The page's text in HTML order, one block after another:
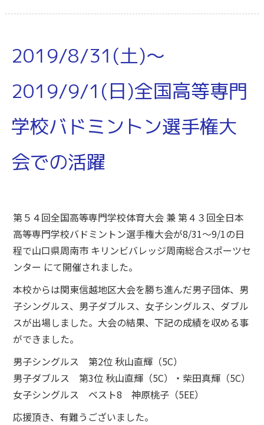
2019/8/31(土)～
2019/9/1(日)全国高等専門
学校バドミントン選手権大
会での活躍
第５４回全国高等専門学校体育大会 兼 第４３回全日本
高等専門学校バドミントン選手権大会が8/31～9/1の日
程で山口県周南市 キリンビバレッジ周南総合スポーツセ
ンター にて開催されました。
本校からは関東信越地区大会を勝ち進んだ男子団体、男
子シングルス、男子ダブルス、女子シングルス、ダブル
スが出場しました。大会の結果、下記の成績を収める事
ができました。
男子シングルス 第2位 秋山直輝（5C）
男子ダブルス 第3位 秋山直輝（5C）・柴田真輝（5C）
女子シングルス ベスト8 神原桃子（5EE）
応援頂き、有難うございました。